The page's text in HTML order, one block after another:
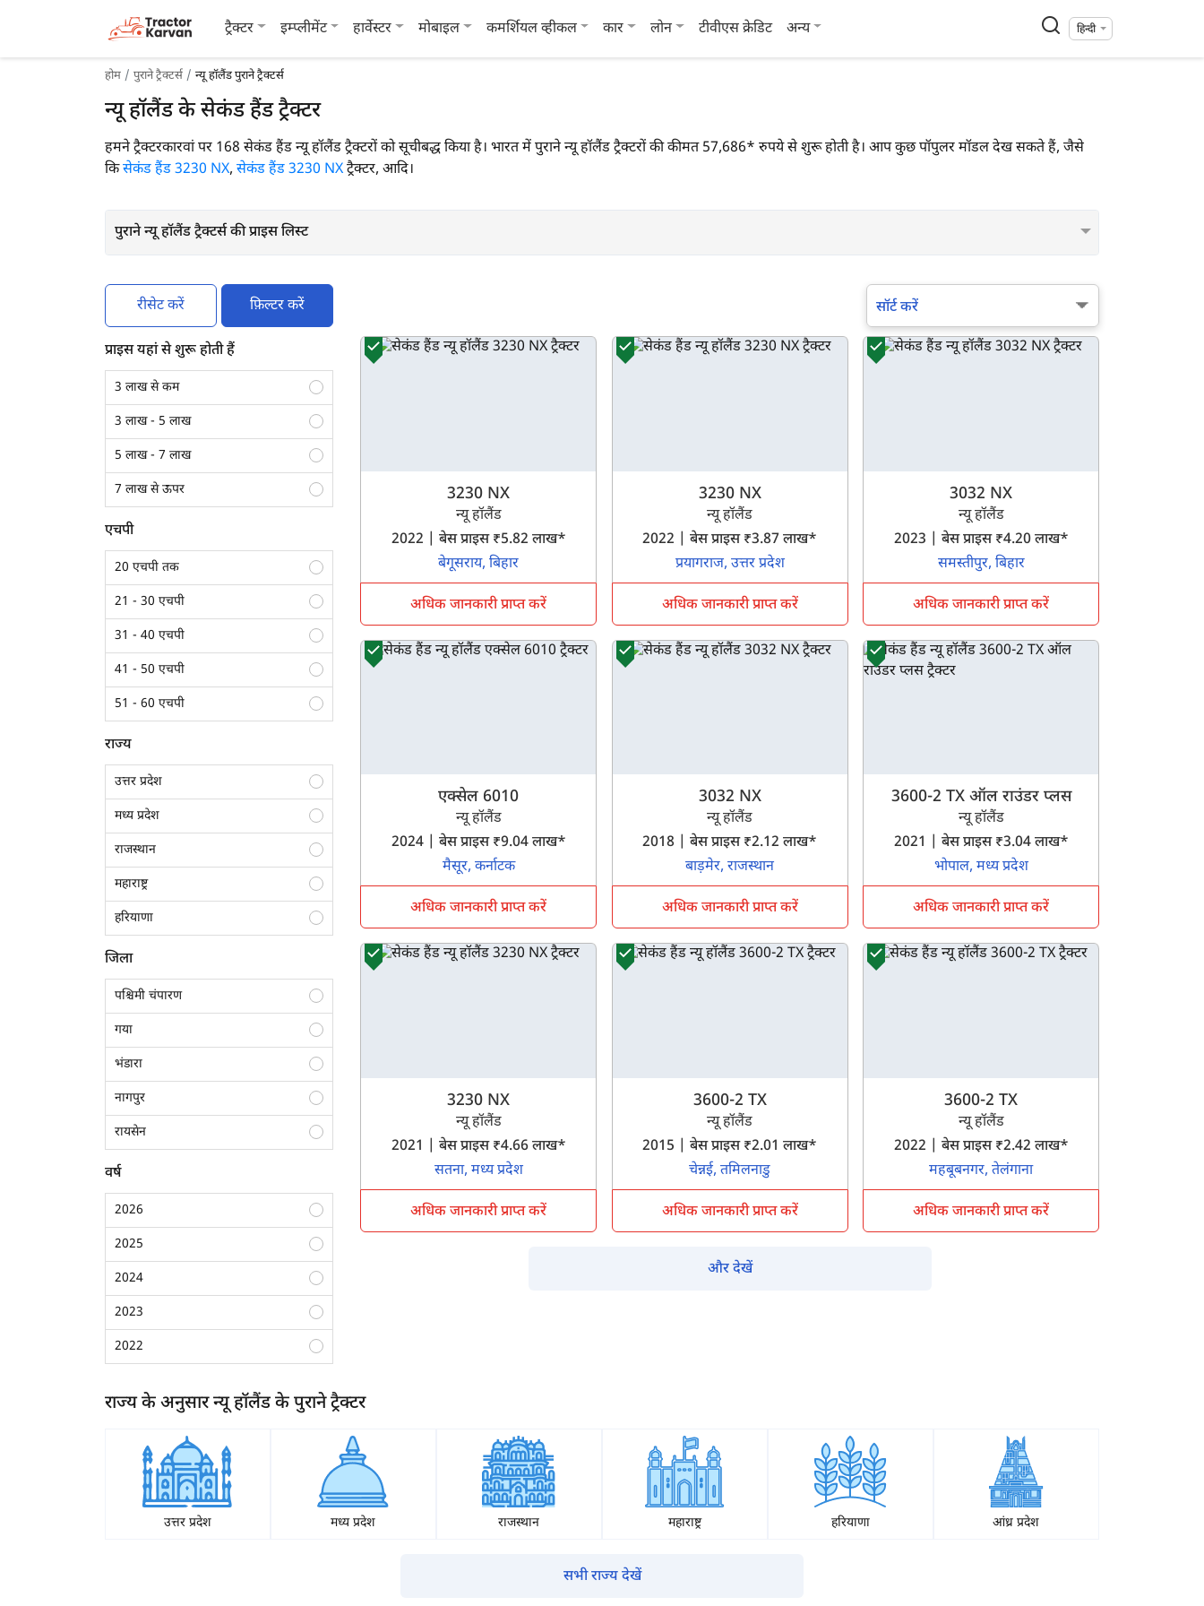
ट्रैक्टर इम्प्लीमेंट हार्वेस्टर मोबाइल कमर्शियल व्हीकल कार लोन टीवीएस क्रेडिट अन्य हिन्दी
होम पुराने ट्रैक्टर्स न्यू हॉलैंड पुराने ट्रैक्टर्स
न्यू हॉलैंड के सेकंड हैंड ट्रैक्टर
हमने ट्रैक्टरकारवां पर 168 सेकंड हैंड न्यू हॉलैंड ट्रैक्टरों को सूचीबद्ध किया है। भारत में पुराने न्यू हॉलैंड ट्रैक्टरों की कीमत 57,686* रुपये से शुरू होती है। आप कुछ पॉपुलर मॉडल देख सकते हैं, जैसे
किसेकंड हैंड 3230 NX, सेकंड हैंड 3230 NXट्रैक्टर, आदि।
पुराने न्यू हॉलैंड ट्रैक्टर्स की प्राइस लिस्ट
रीसेट करें फ़िल्टर करें
प्राइस यहां से शुरू होती हैं
3 लाख से कम
3 लाख - 5 लाख
5 लाख - 7 लाख
7 लाख से ऊपर
एचपी
20 एचपी तक
21 - 30 एचपी
31 - 40 एचपी
41 - 50 एचपी
51 - 60 एचपी
61 - 70 एचपी
70 एचपी से अधिक
राज्य
उत्तर प्रदेश
मध्य प्रदेश
राजस्थान
महाराष्ट्र
हरियाणा
आंध्र प्रदेश
तमिलनाडु
छत्तीसगढ
झारखंड
ओडिशा
पश्चिम बंगाल
जिला
पश्चिमी चंपारण
गया
भंडारा
नागपुर
रायसेन
होशंगाबाद
शिवपुरी
ग्वालियर
गुना
छिंदवाड़ा
सतना
नरसिंहपुर
पूर्णिया
वर्ष
2026
2025
2024
2023
2022
2019
2018
सॉर्ट करें
3230 NX
न्यू हॉलैंड
2022 | बेस प्राइस ₹5.82 लाख*
बेगूसराय, बिहार
अधिक जानकारी प्राप्त करें
3230 NX
न्यू हॉलैंड
2022 | बेस प्राइस ₹3.87 लाख*
प्रयागराज, उत्तर प्रदेश
अधिक जानकारी प्राप्त करें
3032 NX
न्यू हॉलैंड
2023 | बेस प्राइस ₹4.20 लाख*
समस्तीपुर, बिहार
अधिक जानकारी प्राप्त करें
एक्सेल 6010
न्यू हॉलैंड
2024 | बेस प्राइस ₹9.04 लाख*
मैसूर, कर्नाटक
अधिक जानकारी प्राप्त करें
3032 NX
न्यू हॉलैंड
2018 | बेस प्राइस ₹2.12 लाख*
बाड़मेर, राजस्थान
अधिक जानकारी प्राप्त करें
3600-2 TX ऑल राउंडर प्लस
न्यू हॉलैंड
2021 | बेस प्राइस ₹3.04 लाख*
भोपाल, मध्य प्रदेश
अधिक जानकारी प्राप्त करें
3230 NX
न्यू हॉलैंड
2021 | बेस प्राइस ₹4.66 लाख*
सतना, मध्य प्रदेश
अधिक जानकारी प्राप्त करें
3600-2 TX
न्यू हॉलैंड
2015 | बेस प्राइस ₹2.01 लाख*
चेन्नई, तमिलनाडु
अधिक जानकारी प्राप्त करें
3600-2 TX
न्यू हॉलैंड
2022 | बेस प्राइस ₹2.42 लाख*
महबूबनगर, तेलंगाना
अधिक जानकारी प्राप्त करें
और देखें
राज्य के अनुसार न्यू हॉलैंड के पुराने ट्रैक्टर
उत्तर प्रदेश मध्य प्रदेश राजस्थान महाराष्ट्र हरियाणा आंध्र प्रदेश
सभी राज्य देखें
हम आपकी किस प्रकार सहायता कर सकते हैं?
क्या आप बिना फॉर्म भरे जाना चाहते हैं?
इसे पूरा करने में 30 सेकंड से भी कम समय लगेगा।
नहीं, धन्यवाद हाँ, पूछताछ जारी रखें